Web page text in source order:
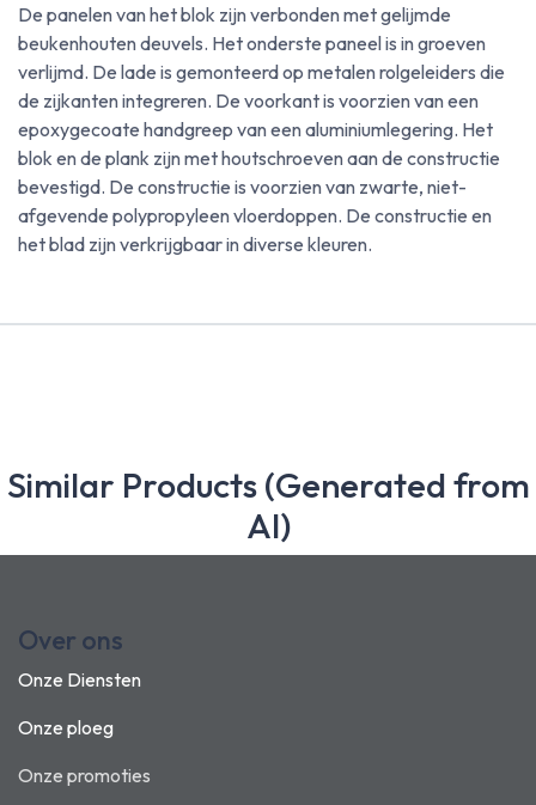
De panelen van het blok zijn verbonden met gelijmde
beukenhouten deuvels. Het onderste paneel is in groeven
verlijmd. De lade is gemonteerd op metalen rolgeleiders die
de zijkanten integreren. De voorkant is voorzien van een
epoxygecoate handgreep van een aluminiumlegering. Het
blok en de plank zijn met houtschroeven aan de constructie
bevestigd. De constructie is voorzien van zwarte, niet-
afgevende polypropyleen vloerdoppen. De constructie en
het blad zijn verkrijgbaar in diverse kleuren.
Similar Products (Generated from
AI)
Over ons
Onze Diensten
Onze ploeg
Onze promoties